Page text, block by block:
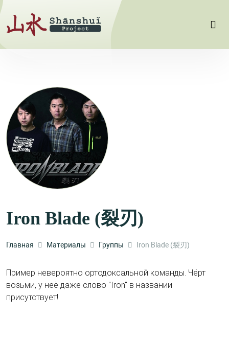
Iron Blade (裂刃)
Главная Материалы Группы Iron Blade (裂刃)
Пример невероятно ортодоксальной команды. Чёрт
возьми, у неё даже слово "Iron" в названии
присутствует!